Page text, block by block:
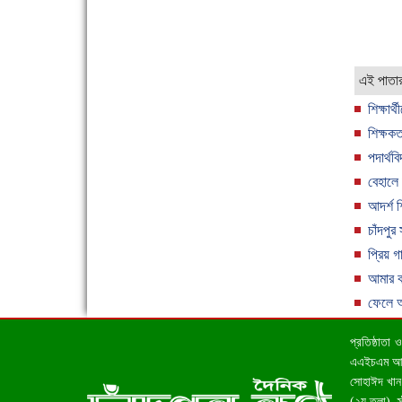
এই
আদর্শ
চাঁদপুর
প্রিয়
আমার
ফেলে
এএইচএম
সোহাঈদ